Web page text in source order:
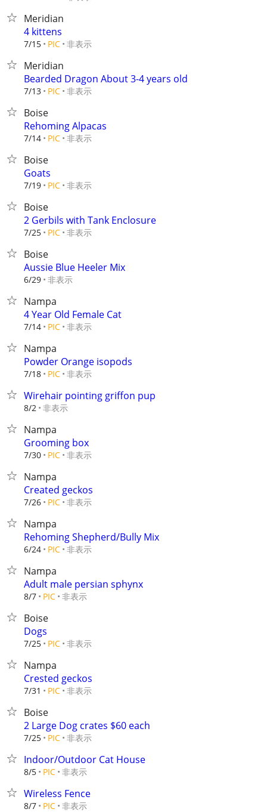
Meridian
4 kittens
7/15 PIC 非表示
Meridian
Bearded Dragon About 3-4 years old
7/13 PIC 非表示
Boise
Rehoming Alpacas
7/14 PIC 非表示
Boise
Goats
7/19 PIC 非表示
Boise
2 Gerbils with Tank Enclosure
7/25 PIC 非表示
Boise
Aussie Blue Heeler Mix
6/29 非表示
Nampa
4 Year Old Female Cat
7/14 PIC 非表示
Nampa
Powder Orange isopods
7/18 PIC 非表示
Wirehair pointing griffon pup
8/2 非表示
Nampa
Grooming box
7/30 PIC 非表示
Nampa
Created geckos
7/26 PIC 非表示
Nampa
Rehoming Shepherd/Bully Mix
6/24 PIC 非表示
Nampa
Adult male persian sphynx
8/7 PIC 非表示
Boise
Dogs
7/25 PIC 非表示
Nampa
Crested geckos
7/31 PIC 非表示
Boise
2 Large Dog crates $60 each
7/25 PIC 非表示
Indoor/Outdoor Cat House
8/5 PIC 非表示
Wireless Fence
8/7 PIC 非表示